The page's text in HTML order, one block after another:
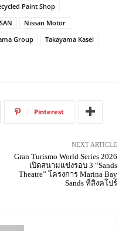
Paint Shop
Nissan Motor
Group
Takayama Kasei
Pinterest
NEXT ARTICLE
Gran Turismo World Series 2026
เปิดสนามแข่งรอบ 3 “Sands
Theatre” โครงการ Marina Bay
Sands ที่สิงคโปร์